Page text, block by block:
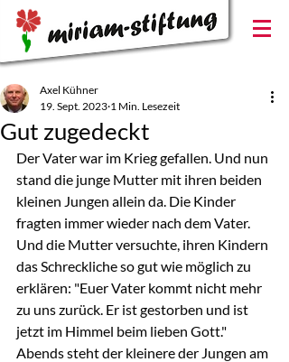
Gut zugedeckt
Axel Kühner
19. Sept. 2023 1 Min. Lesezeit
Der Vater war im Krieg gefallen. Und nun
stand die junge Mutter mit ihren beiden
kleinen Jungen allein da. Die Kinder
fragten immer wieder nach dem Vater.
Und die Mutter versuchte, ihren Kindern
das Schreckliche so gut wie möglich zu
erklären: "Euer Vater kommt nicht mehr
zu uns zurück. Er ist gestorben und ist
jetzt im Himmel beim lieben Gott."
Abends steht der kleinere der Jungen am